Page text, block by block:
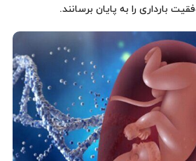
بارداری را به پایان برسانند.